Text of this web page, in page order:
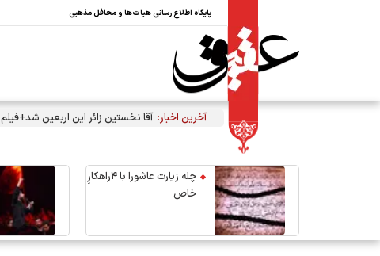
پایگاه اطلاع رسانی هیات‌ها و محافل مذهبی
آخرین اخبار: آقا نخستین زائر این اربعین شد+فیلم
چله زیارت عاشورا با ۴راهکارِ
خاص